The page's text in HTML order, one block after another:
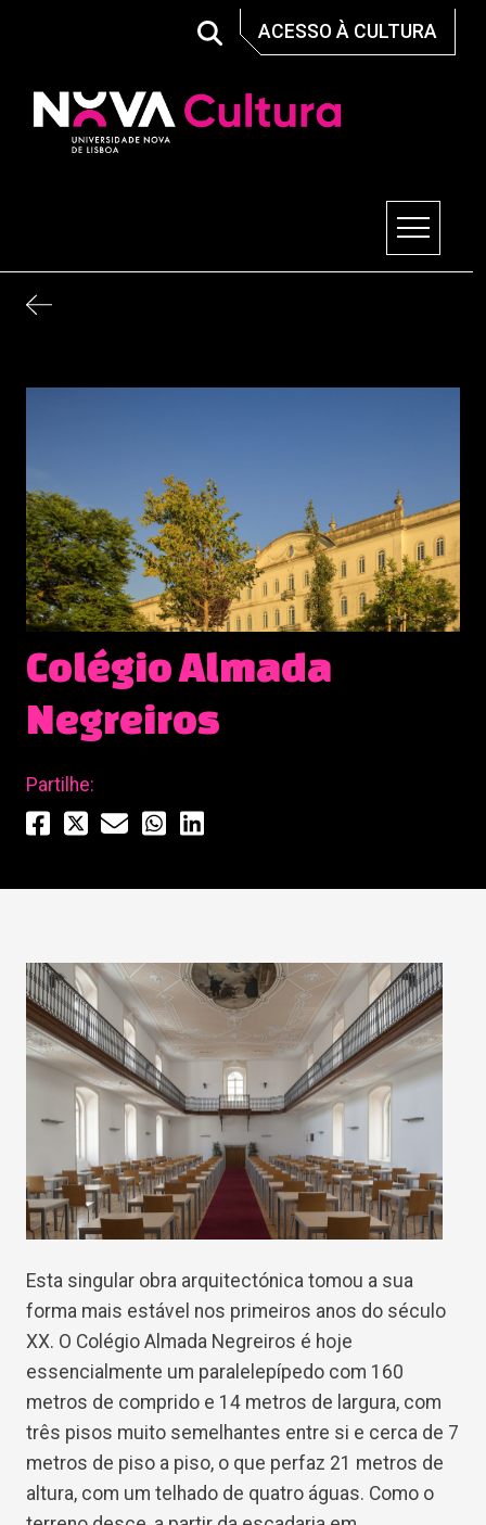
ACESSO À CULTURA
Colégio Almada
Negreiros
Partilhe:
Esta singular obra arquitectónica tomou a sua
forma mais estável nos primeiros anos do século
XX. O Colégio Almada Negreiros é hoje
essencialmente um paralelepípedo com 160
metros de comprido e 14 metros de largura, com
três pisos muito semelhantes entre si e cerca de 7
metros de piso a piso, o que perfaz 21 metros de
altura, com um telhado de quatro águas. Como o